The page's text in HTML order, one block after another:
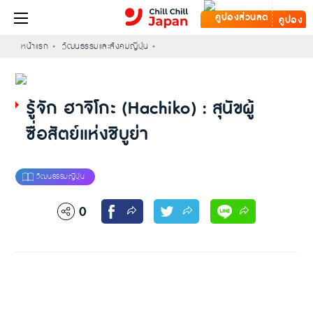
คูปอง
หน้าแรก วัฒนธรรมและสังคมญี่ปุ่น
รู้จัก ฮาจิโกะ (Hachiko) : สุนัขผู้
ซื่อสัตย์แห่งชิบูย่า
0